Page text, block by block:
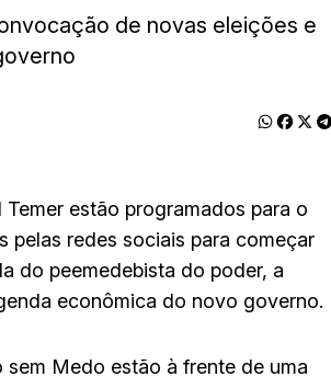
de novas eleições e
estão programados para o
redes sociais para começar
do peemedebista do poder, a
econômica do novo governo.
sem Medo estão à frente de uma